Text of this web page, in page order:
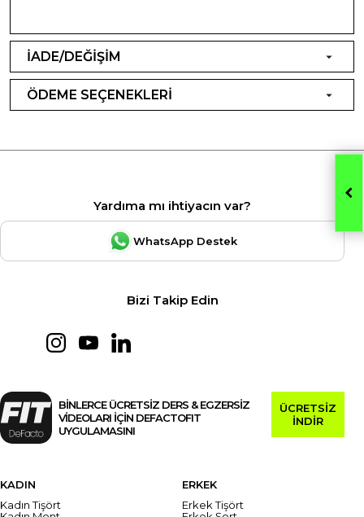
İADE/DEĞİŞİM
ÖDEME SEÇENEKLERİ
Yardıma mı ihtiyacın var?
WhatsApp Destek
Bizi Takip Edin
BİNLERCE ÜCRETSİZ DERS & EGZERSİZ
VİDEOLARI İÇİN DEFACTOFIT
UYGULAMASINI
ÜCRETSİZ
İNDİR
KADIN
Kadın Tişört
ERKEK
Erkek Tişört